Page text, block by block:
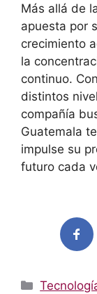
Más allá de
apuesta por
crecimiento
la
continuo.
distintos
compañía
Guatemala
impulse su
futuro cada